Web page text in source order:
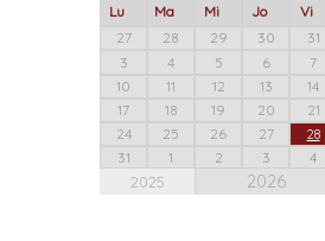
Lu Ma Mi Jo Vi
27
28 29 30 31
3 4 5 6 7
10 11 12 13 14
17 18 19 20 21
24 25 26 27 28
31 1 2 3 4
2025 2026